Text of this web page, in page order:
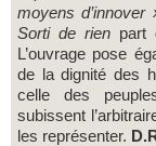
moyens d’innover
Sorti de rien part
L’ouvrage pose
de la dignité des
celle des
subissent
les représenter.